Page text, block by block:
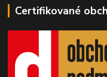
Certifikované